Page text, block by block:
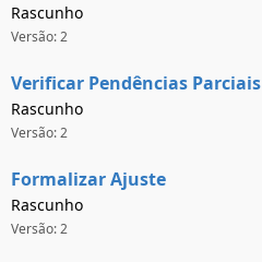
Rascunho
Versão: 2
Verificar Pendências Parciais
Rascunho
Versão: 2
Formalizar Ajuste
Rascunho
Versão: 2